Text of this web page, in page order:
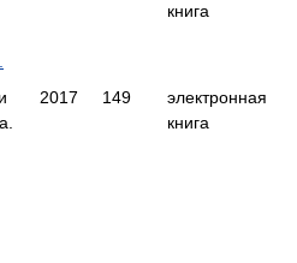
книга
2017 149
электронная
книга